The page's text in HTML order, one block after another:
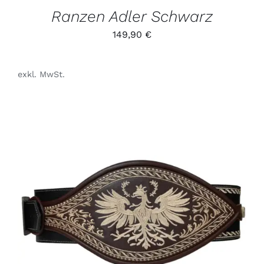
GEWÄHLT
WERDEN
Ranzen Adler Schwarz
149,90 €
exkl. MwSt.
DIESES
PRODUKT
WEIST
MEHRERE
VARIANTEN
/
DETAILS